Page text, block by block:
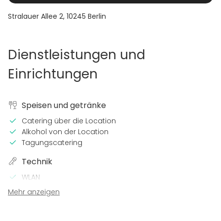
Stralauer Allee 2, 10245 Berlin
Dienstleistungen und
Einrichtungen
Speisen und getränke
Catering über die Location
Alkohol von der Location
Tagungscatering
Technik
WLAN
Mikrofon
Beamer / Leinwand
Mehr anzeigen